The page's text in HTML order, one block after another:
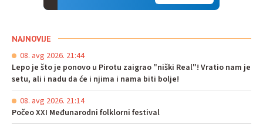
NAJNOVIJE
08. avg 2026. 21:44
Lepo je što je ponovo u Pirotu zaigrao "niški Real"! Vratio nam je
setu, ali i nadu da će i njima i nama biti bolje!
08. avg 2026. 21:14
Počeo XXI Međunarodni folklorni festival